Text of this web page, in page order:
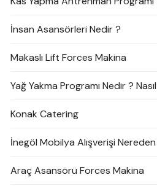
İnsan Asansörleri Nedir ?
Makaslı Lift Forces Makina
Yağ Yakma Programı Nedir ? Nasıl
Konak Catering
İnegöl Mobilya Alışverişi Nereden
Araç Asansörü Forces Makina